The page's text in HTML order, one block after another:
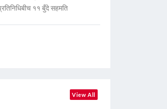
११ बुँदे सहमति
View All